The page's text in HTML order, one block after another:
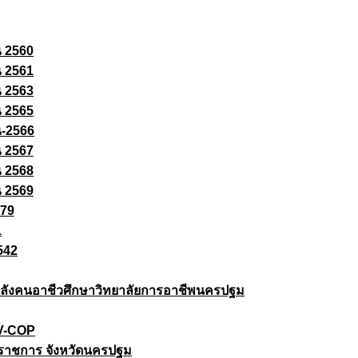
2560
2561
2563
2565
2566
2567
2568
2569
งคนอาชีวศึกษาวิทยาลัยการอาชีพนครปฐม
COP
าชการ จังหวัดนครปฐม